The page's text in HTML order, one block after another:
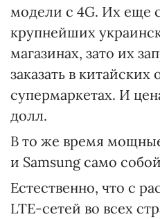
модели с 4G. Их еще
крупнейших
магазинах, зато их
заказать в китайских
супермаркетах. И
долл.
В то же время
и Samsung само
Естественно, что с
LTE-сетей во всех